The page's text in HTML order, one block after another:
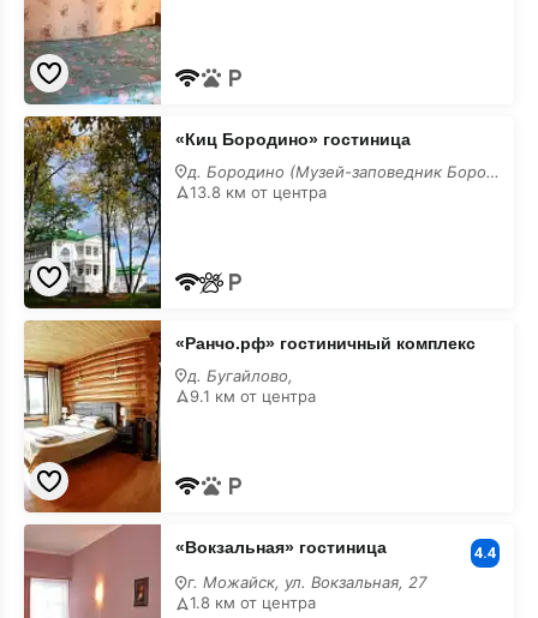
«Киц
Бородино»
гостиница
«Киц Бородино» гостиница
д. Бородино (Музей-заповедник Бородинское поле,
13.8 км от центра
«Ранчо.рф»
гостиничный
комплекс
«Ранчо.рф» гостиничный комплекс
д. Бугайлово,
9.1 км от центра
«Вокзальная»
гостиница
«Вокзальная» гостиница 4.4
г. Можайск, ул. Вокзальная, 27
1.8 км от центра